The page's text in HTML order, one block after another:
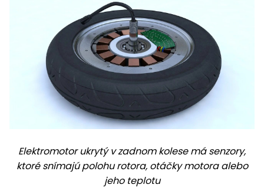
Odhŕňače
a lopaty
na sneh
Postrekovače
a rosiče
Príslušenstvo
Elektromotor ukrytý v zadnom kolese má senzory,
ktoré snímajú polohu rotora, otáčky motora alebo
jeho teplotu